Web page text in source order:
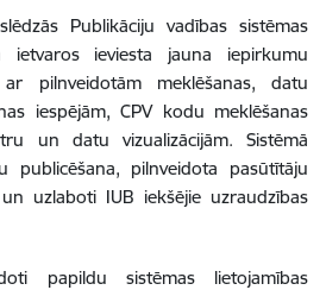
Publikāciju vadības sistēmas
ietvaros ieviesta jauna iepirkumu
pilnveidotām meklēšanas, datu
iespējām, CPV kodu meklēšanas
un datu vizualizācijām. Sistēmā
publicēšana, pilnveidota pasūtītāju
uzlaboti IUB iekšējie uzraudzības
papildu sistēmas lietojamības